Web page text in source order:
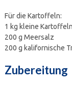
Für die Kartoffeln:
1 kg kleine
200 g Meersalz
200 g kalifornische
Zubereitung